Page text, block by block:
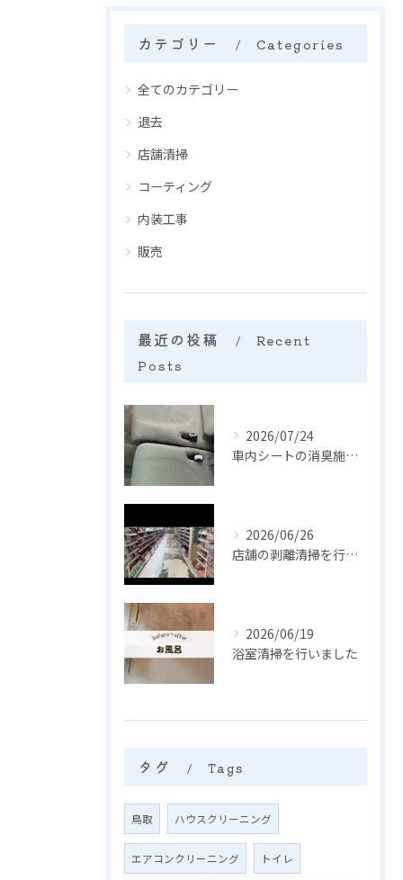
カテゴリー Categories
全てのカテゴリー
退去
店舗清掃
コーティング
内装工事
販売
最近の投稿
Recent
Posts
2026/07/24
車内シートの消臭施工を行いました
2026/06/26
店舗の剥離清掃を行いました
2026/06/19
浴室清掃を行いました
タグ Tags
鳥取 ハウスクリーニング
エアコンクリーニング トイレ